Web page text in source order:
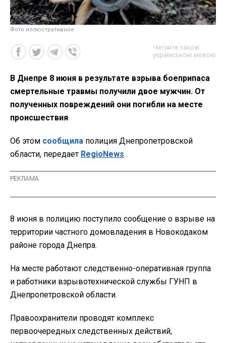
Фото иллюстративное
Читайте також
українською мовою
В Днепре 8 июня в результате взрыва боеприпаса
смертельные травмы получили двое мужчин. От
полученных повреждений они погибли на месте
происшествия
Об этом сообщила полиция Днепропетровской
области, передает RegioNews .
8 июня в полицию поступило сообщение о взрыве на
территории частного домовладения в Новокодаком
районе города Днепра.
На месте работают следственно-оперативная группа
и работники взрывотехнической службы ГУНП в
Днепропетровской области.
Правоохранители проводят комплекс
первоочередных следственных действий,